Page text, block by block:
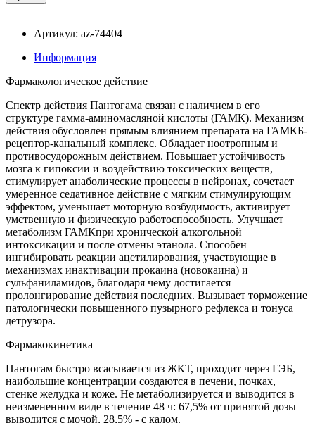
Артикул: az-74404
Информация
Фармакологическое действие
Спектр действия Пантогама связан с наличием в его
структуре гамма-аминомасляной кислоты (ГАМК). Механизм
действия обусловлен прямым влиянием препарата на ГАМКБ-
рецептор-канальный комплекс. Обладает ноотропным и
противосудорожным действием. Повышает устойчивость
мозга к гипоксии и воздействию токсических веществ,
стимулирует анаболические процессы в нейронах, сочетает
умеренное седативное действие с мягким стимулирующим
эффектом, уменьшает моторную возбудимость, активирует
умственную и физическую работоспособность. Улучшает
метаболизм ГАМКпри хронической алкогольной
интоксикации и после отмены этанола. Способен
ингибировать реакции ацетилирования, участвующие в
механизмах инактивации прокаина (новокаина) и
сульфаниламидов, благодаря чему достигается
пролонгирование действия последних. Вызывает торможение
патологически повышенного пузырного рефлекса и тонуса
детрузора.
Фармакокинетика
Пантогам быстро всасывается из ЖКТ, проходит через ГЭБ,
наибольшие концентрации создаются в печени, почках,
стенке желудка и коже. Не метаболизируется и выводится в
неизмененном виде в течение 48 ч: 67,5% от принятой дозы
выводится с мочой, 28,5% - с калом.